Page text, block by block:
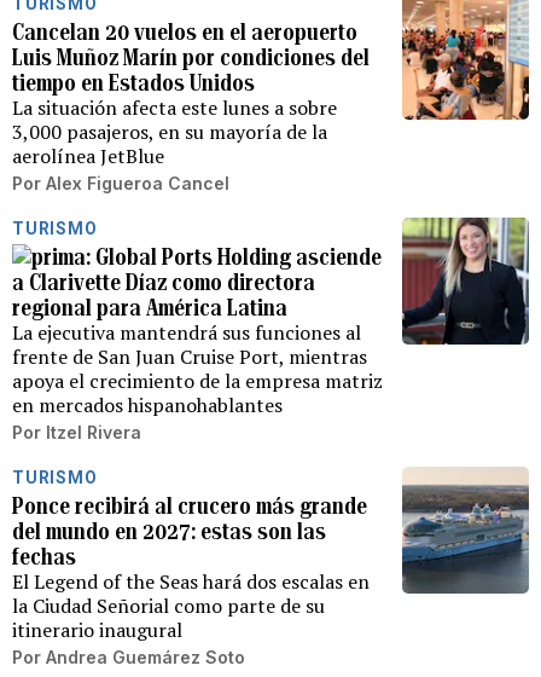
Cancelan 20 vuelos en el aeropuerto
Luis Muñoz Marín por condiciones del
tiempo en Estados Unidos
La situación afecta este lunes a sobre
3,000 pasajeros, en su mayoría de la
aerolínea JetBlue
Por Alex Figueroa Cancel
TURISMO
Global Ports Holding asciende
a Clarivette Díaz como directora
regional para América Latina
La ejecutiva mantendrá sus funciones al
frente de San Juan Cruise Port, mientras
apoya el crecimiento de la empresa matriz
en mercados hispanohablantes
Por Itzel Rivera
TURISMO
Ponce recibirá al crucero más grande
del mundo en 2027: estas son las
fechas
El Legend of the Seas hará dos escalas en
la Ciudad Señorial como parte de su
itinerario inaugural
Por Andrea Guemárez Soto